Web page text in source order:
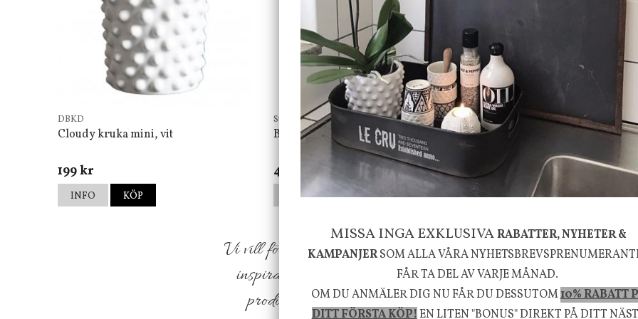
DBKD
Cloudy kruka mini, vit
199 kr
INFO KÖP
Star Trading
Bordslampa Mushroom vit, Utomhus
499 kr
INFO KÖP
House Doctor
Skål, Hands marmor
635 kr 795 kr
INFO KÖP
Vi vill förmedla känsla, upplevelse och välbefinnande för dig
inspiration från naturen och dess färgpalett erbjuder vi
produkter som ökar trivsel i ditt hem och ger det lilla extra
MISSA INGA EXKLUSIVARABATTER, NYHETER &
KAMPANJERSOM ALLA VÅRA
FÅR TA DEL AV VARJE MÅNAD.
OM DU ANMÄLER DIG NU FÅR DU DESSUTOM10% RABATT
DITT FÖRSTA KÖP!EN LITEN "BONUS" DIREKT PÅ DITT